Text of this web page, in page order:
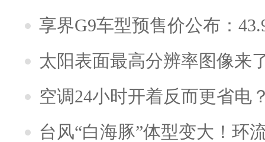
享界G9车型预售价公布：
太阳表面最高分辨率图像来
空调24小时开着反而更省电
台风“白海豚”体型变大！环